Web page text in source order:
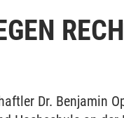
Dr. Benjamin